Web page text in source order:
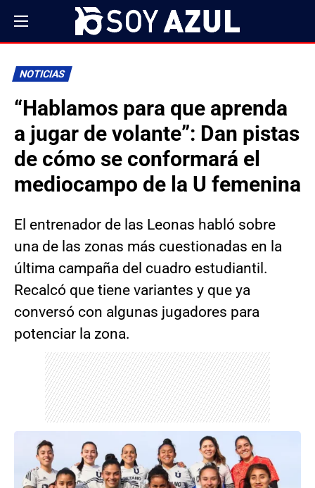
NOTICIAS
“Hablamos para que aprenda
a jugar de volante”: Dan pistas
de cómo se conformará el
mediocampo de la U femenina
El entrenador de las Leonas habló sobre
una de las zonas más cuestionadas en la
última campaña del cuadro estudiantil.
Recalcó que tiene variantes y que ya
conversó con algunas jugadores para
potenciar la zona.